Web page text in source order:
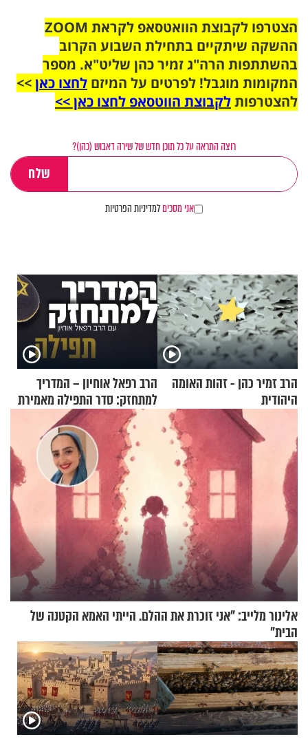
הצטרפו לקבוצת הוואטסאפ לקראת ZOOM
ההשקה שיתקיים בתחילת השבוע הקרוב
בהשתתפות הרה"ג זמיר כהן שליט"א. מספר
המקומות מוגבל! לפרטים על המיזם לחצו כאן>>
להצטרפותלקבוצת הווטסאפ לחצו כאן >>
רוצה התראה על כל תוכן חדש של שירה דאבוש (כהן)?
אני מסכיםלמדיניות הפרטיות
הרב זמיר כהן - זהות האומה
היהודית
הרב רפאל אוחיון – המדריך
למתחזק: סדר התפילה מאמירת
הקורבנות ועד קריאת שמע
אלינור מלייב: "אני זוכרת את ההלם. הייתי האמא הקטנה של
הבית"